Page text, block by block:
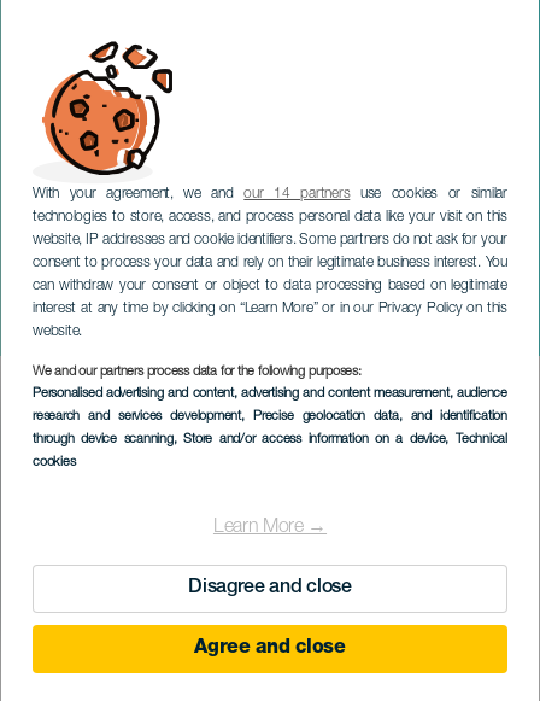
With your agreement, we andour 14 partnersuse cookies or similar
technologies to store, access, and process personal data like your visit on this
website, IP addresses and cookie identifiers. Some partners do not ask for your
consent to process your data and rely on their legitimate business interest. You
can withdraw your consent or object to data processing based on legitimate
interest at any time by clicking on “Learn More” or in our Privacy Policy on this
website.
We and our partners process data for the following purposes:
Personalised advertising and content, advertising and content measurement, audience
research and services development, Precise geolocation data, and identification
through device scanning, Store and/or access information on a device, Technical
cookies
Learn More →
Disagree and close
Agree and close
Scenic Laboratory: HABITA(r)
LANZAROTE
Imagen
Listado